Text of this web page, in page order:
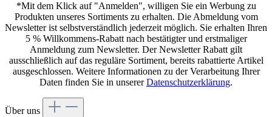
*Mit dem Klick auf "Anmelden", willigen Sie ein Werbung zu
Produkten unseres Sortiments zu erhalten. Die Abmeldung vom
Newsletter ist selbstverständlich jederzeit möglich. Sie erhalten Ihren
5 % Willkommens-Rabatt nach bestätigter und erstmaliger
Anmeldung zum Newsletter. Der Newsletter Rabatt gilt
ausschließlich auf das reguläre Sortiment, bereits rabattierte Artikel
ausgeschlossen. Weitere Informationen zu der Verarbeitung Ihrer
Daten finden Sie in unsererDatenschutzerklärung.
Über uns